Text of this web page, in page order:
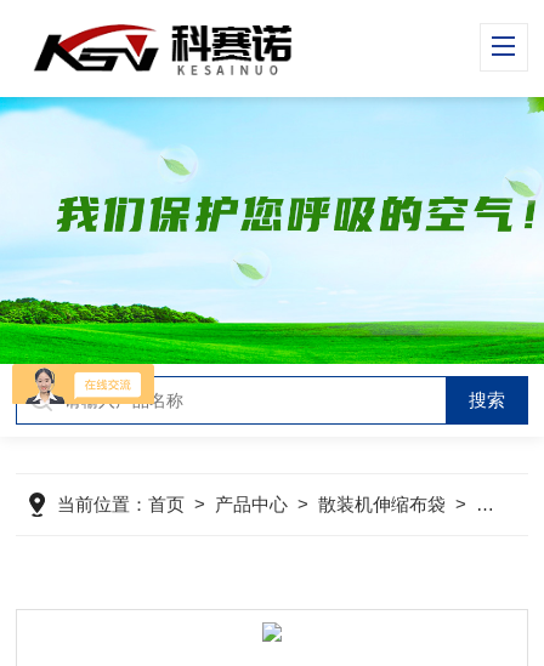
当前位置：首页 > 产品中心 >散装机伸缩布袋 > 散装机